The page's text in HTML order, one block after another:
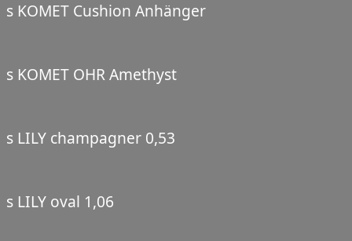
s KOMET Cushion Anhänger
s KOMET OHR Amethyst
s LILY champagner 0,53
s LILY oval 1,06